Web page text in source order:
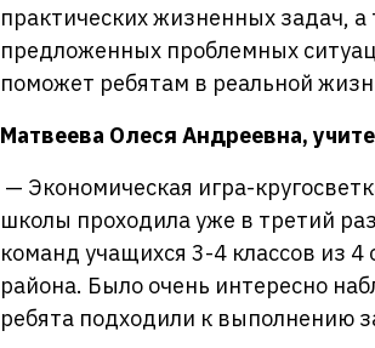
практических жизненных задач,
предложенных проблемных
поможет ребятам в реальной
Матвеева Олеся Андреевна,
— Экономическая игра-
школы проходила уже в третий
команд учащихся 3-4 классов из
района. Было очень интересно
ребята подходили к выполнению